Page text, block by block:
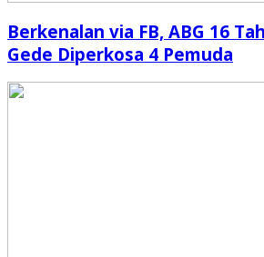
Berkenalan via FB, ABG 16
Gede Diperkosa 4 Pemuda